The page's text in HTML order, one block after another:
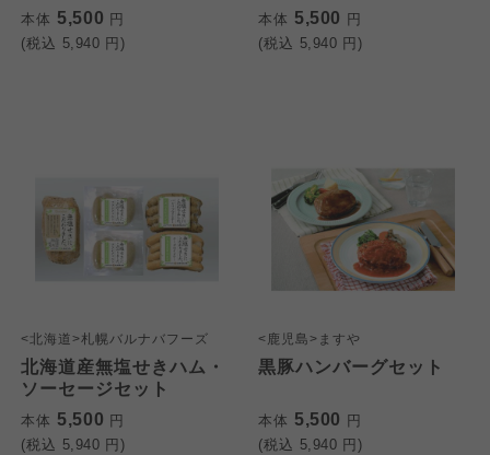
本体 5,500 円
(税込 5,940 円)
本体 5,500 円
(税込 5,940 円)
<北海道>札幌バルナバフーズ
北海道産無塩せきハム・
ソーセージセット
本体 5,500 円
(税込 5,940 円)
<鹿児島>ますや
黒豚ハンバーグセット
本体 5,500 円
(税込 5,940 円)